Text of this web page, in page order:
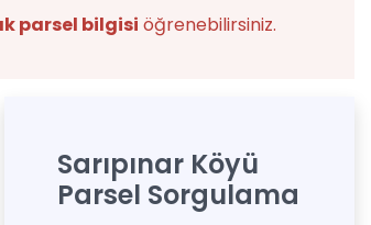
parsel bilgisi öğrenebilirsiniz.
Sarıpınar Köyü
Parsel Sorgulama